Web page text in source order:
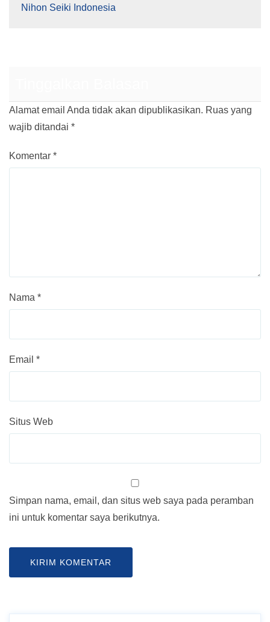
Nihon Seiki Indonesia
Alamat email Anda tidak akan dipublikasikan. Ruas yang
wajib ditandai *
Komentar *
Nama *
Email *
Situs Web
Simpan nama, email, dan situs web saya pada peramban
ini untuk komentar saya berikutnya.